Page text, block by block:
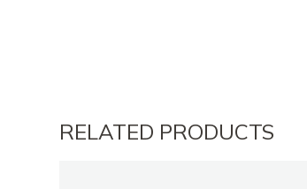
RELATED PRODUCTS